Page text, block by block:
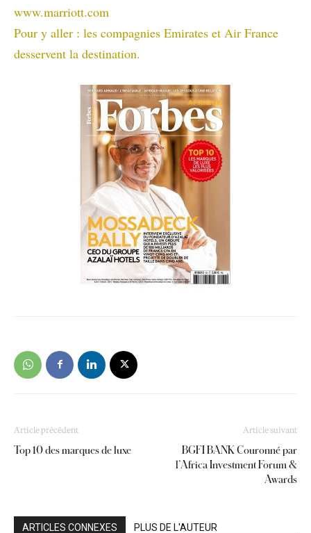
www.marriott.com
Pour y aller : les compagnies Emirates et Air France
desservent la destination.
Article précédent
Top 10 des marques de luxe
Article suivant
BGFI BANK Couronné par
l’Africa Investment Forum &
Awards
ARTICLES CONNEXES PLUS DE L'AUTEUR